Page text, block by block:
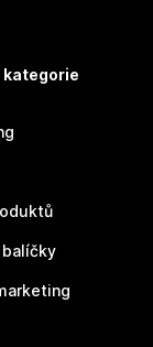
kategorie